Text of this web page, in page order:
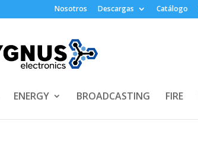
Nosotros Descargas Catálogo
ENERGY BROADCASTING FIRE